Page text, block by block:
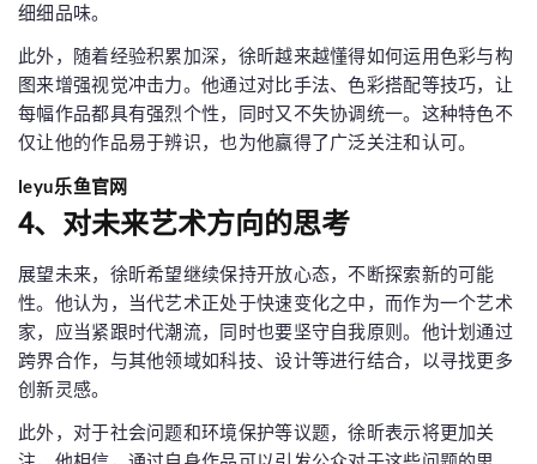
细细品味。
此外，随着经验积累加深，徐昕越来越懂得如何运用色彩与构
图来增强视觉冲击力。他通过对比手法、色彩搭配等技巧，让
每幅作品都具有强烈个性，同时又不失协调统一。这种特色不
仅让他的作品易于辨识，也为他赢得了广泛关注和认可。
leyu乐鱼官网
4、对未来艺术方向的思考
展望未来，徐昕希望继续保持开放心态，不断探索新的可能
性。他认为，当代艺术正处于快速变化之中，而作为一个艺术
家，应当紧跟时代潮流，同时也要坚守自我原则。他计划通过
跨界合作，与其他领域如科技、设计等进行结合，以寻找更多
创新灵感。
此外，对于社会问题和环境保护等议题，徐昕表示将更加关